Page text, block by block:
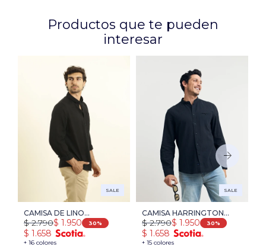
Productos que te pueden
interesar
SALE
CAMISA DE LINO
HARRINGTON LABEL -
NEGRO
+ 16 colores
$ 1.950
$ 2.790 30
$ 1.658
SALE
CAMISA HARRINGTON
LABEL LINO - NEGRO
+ 15 colores
$ 1.950
$ 2.790 30
$ 1.658